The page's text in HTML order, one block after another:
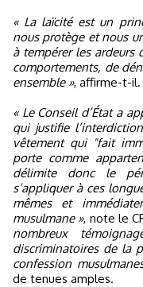
« La laïcité est un
nous protège et nous
à tempérer les ardeurs
comportements, de
ensemble », affirme-t-il.
« Le Conseil d’État a
qui justifie
vêtement qui "fait
porte comme
délimite donc le
s’appliquer à ces
mêmes et
musulmane », note le
nombreux
discriminatoires de la
confession
de tenues amples.